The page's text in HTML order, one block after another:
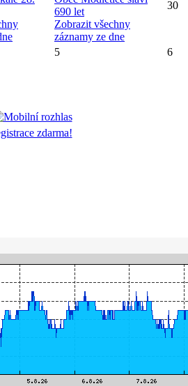
690 let
Zobrazit všechny
záznamy ze dne
30
5 6
zdarma!